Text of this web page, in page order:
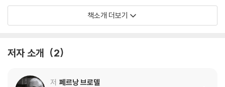
[도서] 물질문명과 자본주의 2 교환의 세계 (제2판)
“역사학의 교황” 페르낭 브로델의 위대한 고전 초판 발행 30여 년 만에 제
주의까지 독창적인 시각과 통찰로 근대사 연구에 새로운 지평을 연 대작
역작이자 20세기 최고의 역사서로 손꼽히는 『물질문명과 자본주의』가 번
책소개 더보기
저자 소개 2
저 페르낭 브로델